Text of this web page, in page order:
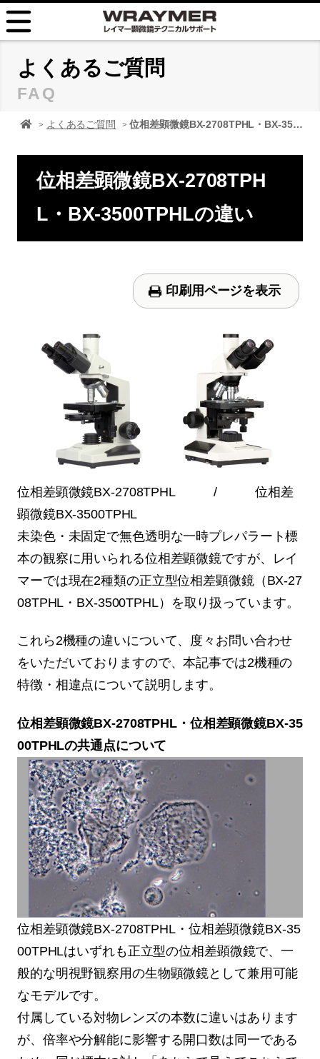
HOME
FAQ
TIPS
取扱説明書
お問い合せ
よくあるご質問
FAQ
顕微鏡 レイマーHOME
よくあるご質問 位相差顕微鏡BX-2708TPHL・BX-3500TPHLの違い
位相差顕微鏡BX-2708TPH
L・BX-3500TPHLの違い
印刷用ページを表示
位相差顕微鏡BX-2708TPHL / 位相差
顕微鏡BX-3500TPHL
未染色・未固定で無色透明な一時プレパラート標
本の観察に用いられる位相差顕微鏡ですが、レイ
マーでは現在2種類の正立型位相差顕微鏡（BX-27
08TPHL・BX-3500TPHL）を取り扱っています。
これら2機種の違いについて、度々お問い合わせ
をいただいておりますので、本記事では2機種の
特徴・相違点について説明します。
位相差顕微鏡BX-2708TPHL・位相差顕微鏡BX-35
00TPHLの共通点について
位相差顕微鏡BX-2708TPHL・位相差顕微鏡BX-35
00TPHLはいずれも正立型の位相差顕微鏡で、一
般的な明視野観察用の生物顕微鏡として兼用可能
なモデルです。
付属している対物レンズの本数に違いはあります
が、倍率や分解能に影響する開口数は同一である